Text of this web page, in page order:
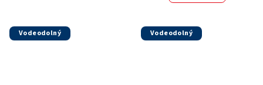
Vodeodolný Vodeodolný